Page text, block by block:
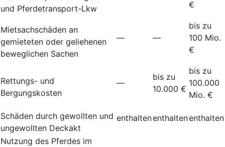
und Pferdetransport-Lkw
€
Mietsachschäden an
gemieteten oder geliehenen
beweglichen Sachen
— —
bis zu
100 Mio.
€
Rettungs- und
Bergungskosten
—
bis zu
10.000 €
bis zu
100.000
Mio. €
Schäden durch gewollten und
ungewollten Deckakt
enthaltenenthaltenenthalten
Nutzung des Pferdes im